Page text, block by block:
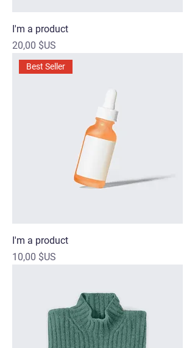
I'm a product
Prix
20,00 $US
Best Seller
I'm a product
Prix
10,00 $US